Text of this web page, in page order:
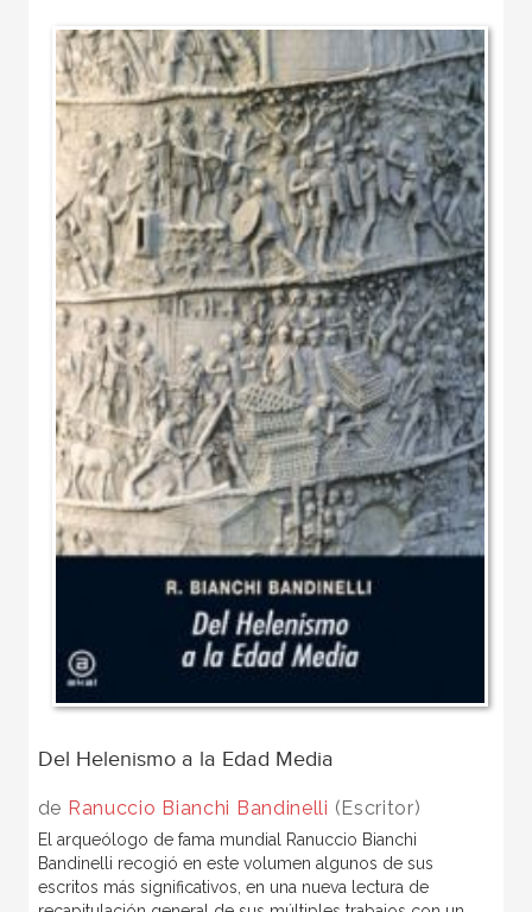
Del Helenismo a la Edad Media
de Ranuccio Bianchi Bandinelli (Escritor)
El arqueólogo de fama mundial Ranuccio Bianchi
Bandinelli recogió en este volumen algunos de sus
escritos más significativos, en una nueva lectura de